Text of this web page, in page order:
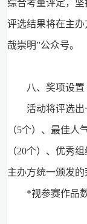
综合考量评定，坚
评选结果将在主
哉崇明”公众号。
八、奖项设置
活动将评选出一
（5个）、最佳人
（20个）、优秀
主办方统一颁发的
*视参赛作品数